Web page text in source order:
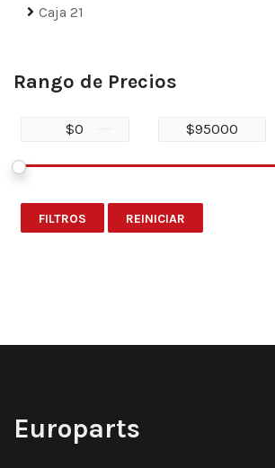
Caja 21
Rango de Precios
FILTROS REINICIAR
Europarts